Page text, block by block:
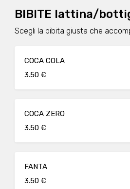
BIBITE lattina/
Scegli la bibita giusta che
COCA COLA
3.50 €
COCA ZERO
3.50 €
FANTA
3.50 €